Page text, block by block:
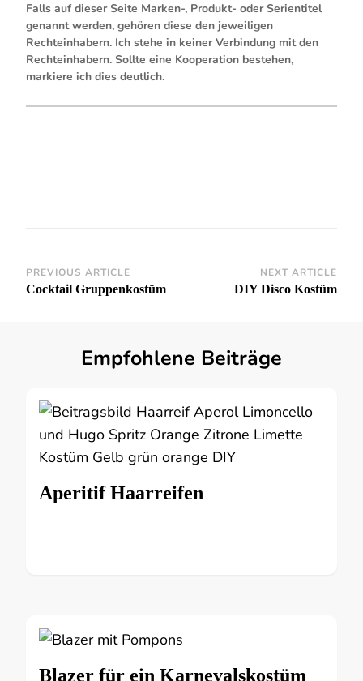
Falls auf dieser Seite Marken-, Produkt- oder Serientitel
genannt werden, gehören diese den jeweiligen
Rechteinhabern. Ich stehe in keiner Verbindung mit den
Rechteinhabern. Sollte eine Kooperation bestehen,
markiere ich dies deutlich.
Post
PREVIOUS ARTICLE
Cocktail Gruppenkostüm
NEXT ARTICLE
DIY Disco Kostüm
Empfohlene Beiträge
Aperitif Haarreifen
Blazer für ein Karnevalskostüm